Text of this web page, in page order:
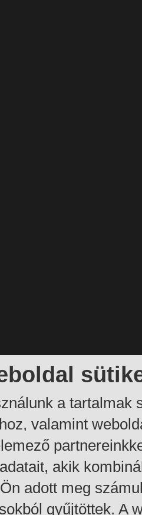
a tartalmak
valamint
akik
adott meg
gyűjtöttek. A